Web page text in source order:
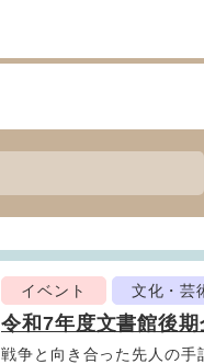
イベント 文化・芸
令和7年度文書館後
戦争と向き合った先人の